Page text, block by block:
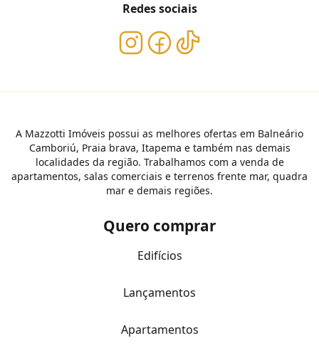
Redes sociais
A Mazzotti Imóveis possui as melhores ofertas em Balneário
Camboriú, Praia brava, Itapema e também nas demais
localidades da região. Trabalhamos com a venda de
apartamentos, salas comerciais e terrenos frente mar, quadra
mar e demais regiões.
Quero comprar
Edifícios
Lançamentos
Apartamentos